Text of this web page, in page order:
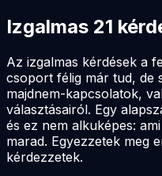
Izgalmas 21
Az izgalmas kérdések a
csoport félig már tud, de
majdnem-kapcsolatok,
választásairól. Egy
és ez nem alkuképes:
marad. Egyezzetek meg
kérdezzetek.